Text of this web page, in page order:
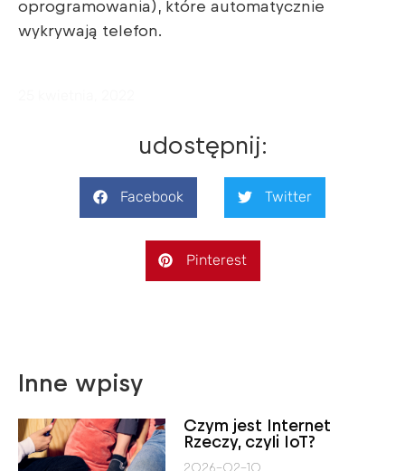
oprogramowania), które automatycznie
wykrywają telefon.
udostępnij:
Facebook Twitter
Pinterest
Inne wpisy
Czym jest Internet
Rzeczy, czyli IoT?
2026-02-10